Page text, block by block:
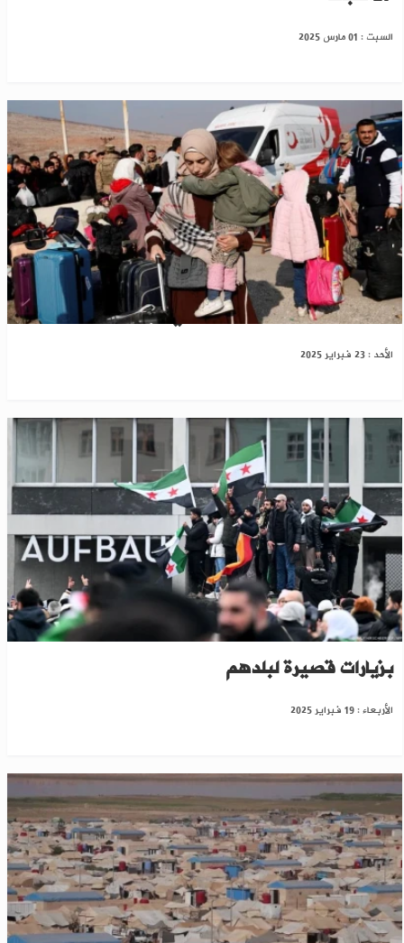
السبت : 01 مارس 2025
عودة أكثر من 1.1 مليون سوري منذ سقوط الأسد
الأحد : 23 فبراير 2025
ألمانيا تعمل على حلول تسمح للاجئين السوريين
بزيارات قصيرة لبلدهم
الأربعاء : 19 فبراير 2025